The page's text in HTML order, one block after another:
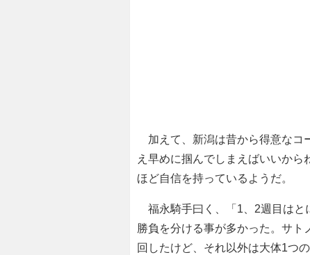
加えて、新潟は昔から得意なコ
え早めに掴んでしまえばいいか
ほど自信を持っているようだ。
福永騎手曰く、「1、2週目はと
勝負を分ける事が多かった。サト
回したけど、それ以外は大体1つ